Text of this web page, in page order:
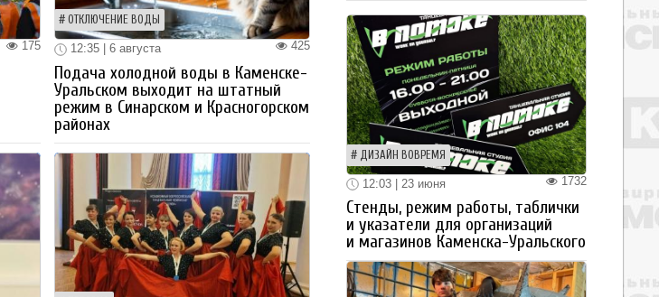
175
ОТКЛЮЧЕНИЕ ВОДЫ
425
12:35 | 6 августа
Подача холодной воды в Каменске-
Уральском выходит на штатный
режим в Синарском и Красногорском
районах
ДИЗАЙН ВОВРЕМЯ
1732
12:03 | 23 июня
Стенды, режим работы, таблички
и указатели для организаций
и магазинов Каменска-Уральского